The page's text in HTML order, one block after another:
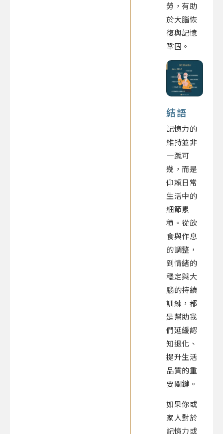
勞，有助
於大腦恢
復與記憶
鞏固。
結語
記憶力的
維持並非
一蹴可
幾，而是
仰賴日常
生活中的
細節累
積。從飲
食與作息
的調整，
到情緒的
穩定與大
腦的持續
訓練，都
是幫助我
們延緩認
知退化、
提升生活
品質的重
要關鍵。
如果你或
家人對於
記憶力或